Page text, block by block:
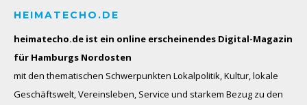
HEIMATECHO.DE
heimatecho.de ist ein online erscheinendes Digital-Magazin
für Hamburgs Nordosten
mit den thematischen Schwerpunkten Lokalpolitik, Kultur, lokale
Geschäftswelt, Vereinsleben, Service und starkem Bezug zu den